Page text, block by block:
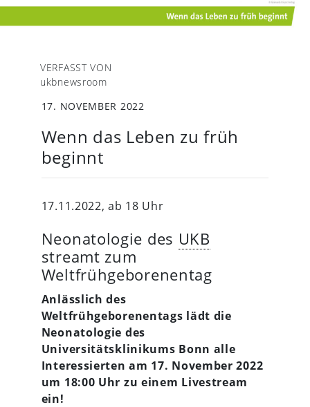
VERFASST VON
ukbnewsroom
17. NOVEMBER 2022
Wenn das Leben zu früh
beginnt
17.11.2022, ab 18 Uhr
Neonatologie des UKB
streamt zum
Weltfrühgeborenentag
Anlässlich des
Weltfrühgeborenentags lädt die
Neonatologie des
Universitätsklinikums Bonn alle
Interessierten am 17. November 2022
um 18:00 Uhr zu einem Livestream
ein!